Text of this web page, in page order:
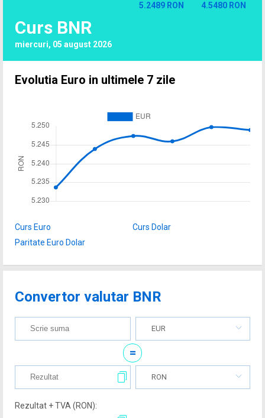
Curs BNR
miercuri, 05 august 2026
5.2489 RON 4.5480 RON
Evolutia Euro in ultimele 7 zile
Curs Euro
Curs Dolar
Paritate Euro Dolar
Convertor valutar BNR
EUR
=
RON
Rezultat + TVA (RON):